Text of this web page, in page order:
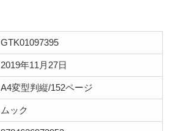
GTK01097395
2019年11月27日
A4変型判縦/152ページ
ムック